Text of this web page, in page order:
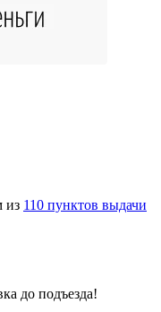
из 110 пунктов выдачи
до подъезда!